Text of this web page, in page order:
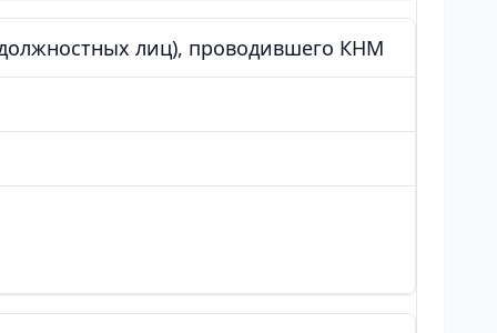
лиц), проводившего КНМ